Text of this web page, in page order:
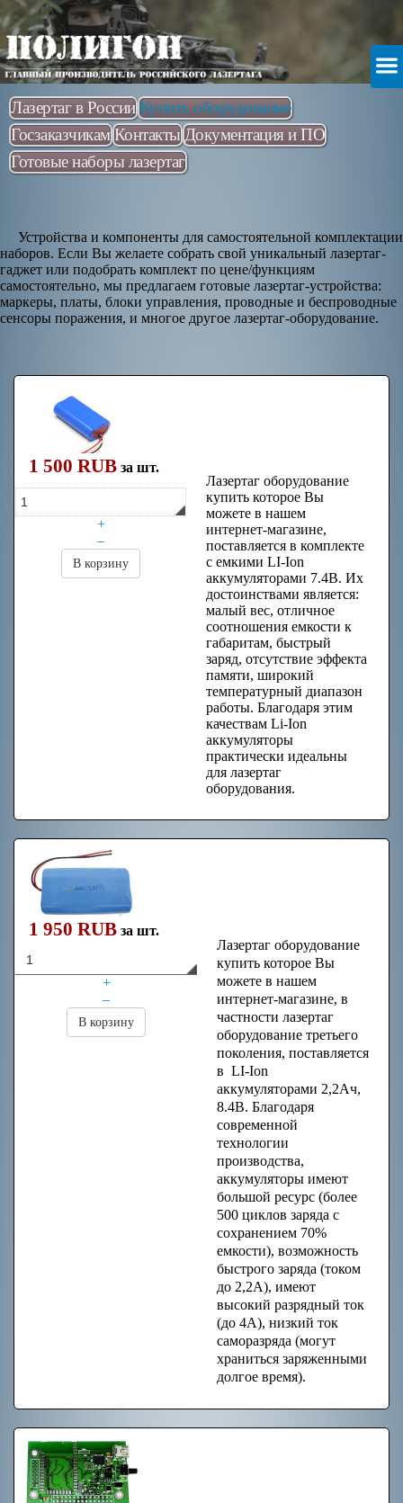
Лазертаг в России Купить оборудование
Госзаказчикам Контакты Документация и ПО
Готовые наборы лазертаг
Устройства и компоненты для самостоятельной комплектации
наборов. Если Вы желаете собрать свой уникальный лазертаг-
гаджет или подобрать комплект по цене/функциям
самостоятельно, мы предлагаем готовые лазертаг-устройства:
маркеры, платы, блоки управления, проводные и беспроводные
сенсоры поражения, и многое другое лазертаг-оборудование.
1 500 RUB за шт.
+
–
В корзину
Лазертаг оборудование
купить которое Вы
можете в нашем
интернет-магазине,
поставляется в комплекте
с емкими LI-Ion
аккумуляторами 7.4В. Их
достоинствами является:
малый вес, отличное
соотношения емкости к
габаритам, быстрый
заряд, отсутствие эффекта
памяти, широкий
температурный диапазон
работы. Благодаря этим
качествам Li-Ion
аккумуляторы
практически идеальны
для лазертаг
оборудования.
1 950 RUB за шт.
+
–
В корзину
Лазертаг оборудование
купить которое Вы
можете в нашем
интернет-магазине, в
частности лазертаг
оборудование третьего
поколения, поставляется
в LI-Ion
аккумуляторами 2,2Ач,
8.4В. Благодаря
современной
технологии
производства,
аккумуляторы имеют
большой ресурс (более
500 циклов заряда с
сохранением 70%
емкости), возможность
быстрого заряда (током
до 2,2А), имеют
высокий разрядный ток
(до 4А), низкий ток
саморазряда (могут
храниться заряженными
долгое время).